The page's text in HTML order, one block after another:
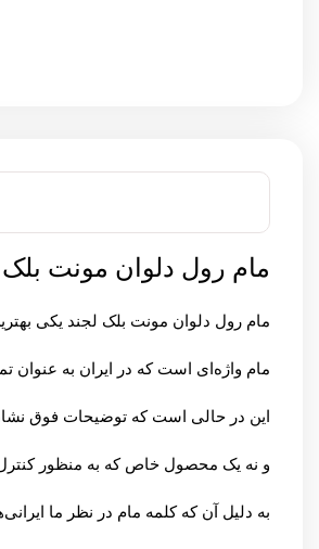
مام رول دلوان مونت بلک
مام رول دلوان مونت بلک لجند یکی
مام واژه‌ای است که در ایران به
این در حالی است که توضیحات فوق
و نه یک محصول خاص که به منظور کنترل
به دلیل آن که کلمه مام در نظر ما